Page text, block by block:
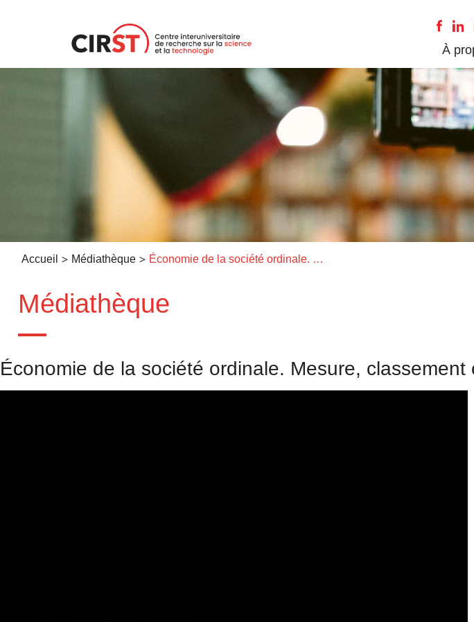
À
Accueil > Médiathèque > Économie de la société ordinale. Mesure, classement et capitalisme numérique
Médiathèque
Économie de la société ordinale. Mesure,